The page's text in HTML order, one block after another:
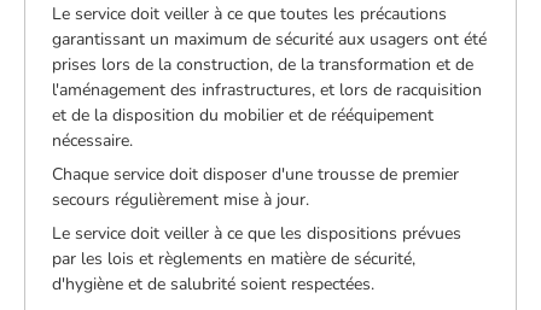
Le service doit veiller à ce que toutes les précautions
garantissant un maximum de sécurité aux usagers ont été
prises lors de la construction, de la transformation et de
l'aménagement des infrastructures, et lors de racquisition
et de la disposition du mobilier et de rééquipement
nécessaire.
Chaque service doit disposer d'une trousse de premier
secours régulièrement mise à jour.
Le service doit veiller à ce que les dispositions prévues
par les lois et règlements en matière de sécurité,
d'hygiène et de salubrité soient respectées.